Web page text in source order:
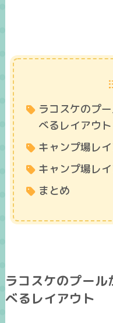
ラコスケのプ
べるレイアウト
キャンプ場レ
キャンプ場レ
まとめ
ラコスケのプー
べるレイアウト